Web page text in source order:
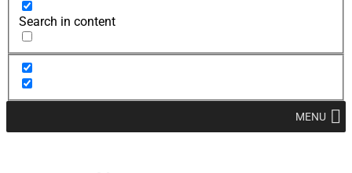
Search in content
MENU